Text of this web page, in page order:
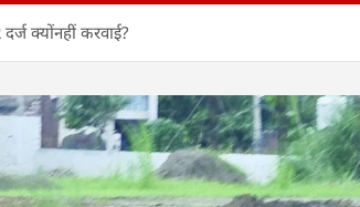
क्योंनहीं करवाई?